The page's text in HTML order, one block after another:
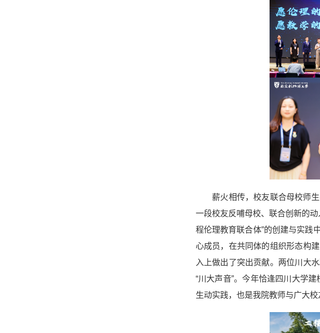
薪火相传，校友联合母校师
一段校友反哺母校、联合创新的
程伦理教育联合体”的创建与实践
心成员，在共同体的组织形态构
入上做出了突出贡献。两位川大
“川大声音”。今年恰逢四川大学
生动实践，也是我院教师与广大